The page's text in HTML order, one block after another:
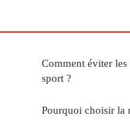
Comment éviter les
sport ?
Pourquoi choisir la